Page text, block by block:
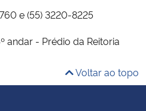
e (55) 3220-8225
andar - Prédio da Reitoria
Voltar ao topo